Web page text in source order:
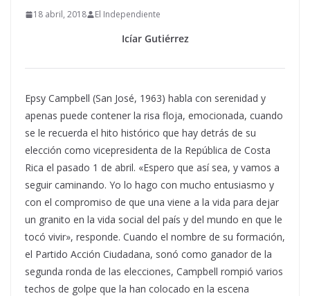
18 abril, 2018 El Independiente
Icíar Gutiérrez
Epsy Campbell (San José, 1963) habla con serenidad y
apenas puede contener la risa floja, emocionada, cuando
se le recuerda el hito histórico que hay detrás de su
elección como vicepresidenta de la República de Costa
Rica el pasado 1 de abril. «Espero que así sea, y vamos a
seguir caminando. Yo lo hago con mucho entusiasmo y
con el compromiso de que una viene a la vida para dejar
un granito en la vida social del país y del mundo en que le
tocó vivir», responde. Cuando el nombre de su formación,
el Partido Acción Ciudadana, sonó como ganador de la
segunda ronda de las elecciones, Campbell rompió varios
techos de golpe que la han colocado en la escena